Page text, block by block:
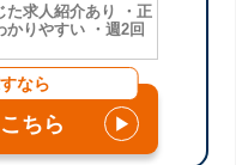
た求人紹介あり ・正
かりやすい ・週2回
なら
ちら ▶